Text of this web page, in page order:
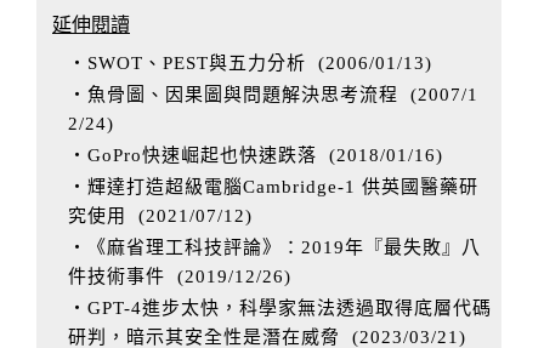
延伸閱讀
‧SWOT、PEST與五力分析 (2006/01/13)
‧魚骨圖、因果圖與問題解決思考流程
(2007/1
2/24)
‧GoPro快速崛起也快速跌落 (2018/01/16)
‧輝達打造超級電腦Cambridge-1 供英國醫藥研
究使用
(2021/07/12)
‧《麻省理工科技評論》：2019年『最失敗』八
件技術事件 (2019/12/26)
‧GPT-4進步太快，科學家無法透過取得底層代碼
研判，暗示其安全性是潛在威脅
(2023/03/21 )